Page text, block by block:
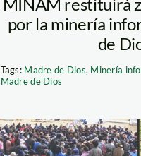
por la minería
de
Tags: Madre de Dios, Minería
Madre de Dios